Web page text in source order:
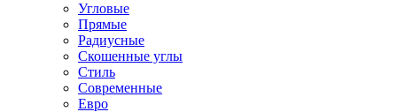
Угловые
Прямые
Радиусные
Скошенные углы
Стиль
Современные
Евро